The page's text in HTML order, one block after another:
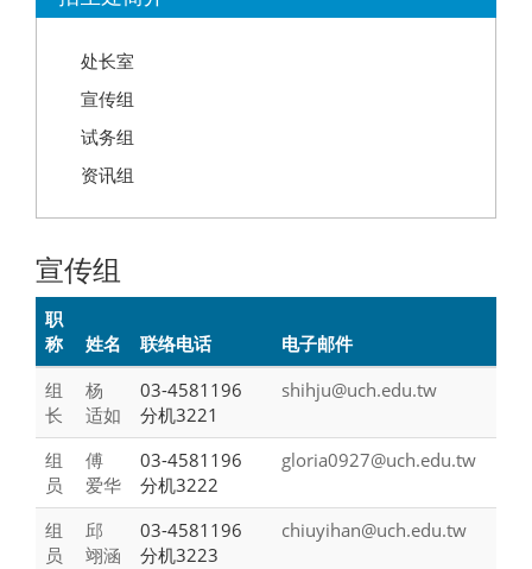
处长室
宣传组
试务组
资讯组
宣传组
职
称
姓名 联络电话
电子邮件
组
长
杨
适如
03-4581196
分机3221
shihju@uch.edu.tw
组
员
傅
爱华
03-4581196
分机3222
gloria0927@uch.edu.tw
组
员
邱
翊涵
03-4581196
分机3223
chiuyihan@uch.edu.tw